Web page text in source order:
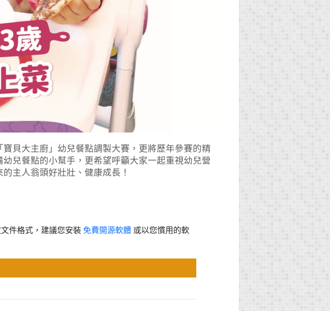
貝大主廚」幼兒餐點調製大賽，更將歷年參賽的精
兒餐點的小幫手，更希望呼籲大家一起重視幼兒營
主人翁頭好壯壯、健康成長！
件格式，建議您安裝 免費開源軟體 或以您慣用的軟